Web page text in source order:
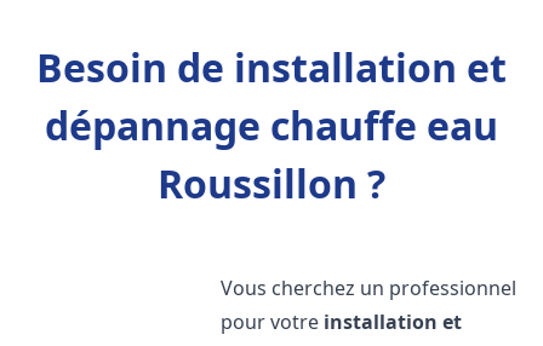
Besoin de installation et
dépannage chauffe eau
Roussillon ?
Vous cherchez un professionnel
pour votre installation et